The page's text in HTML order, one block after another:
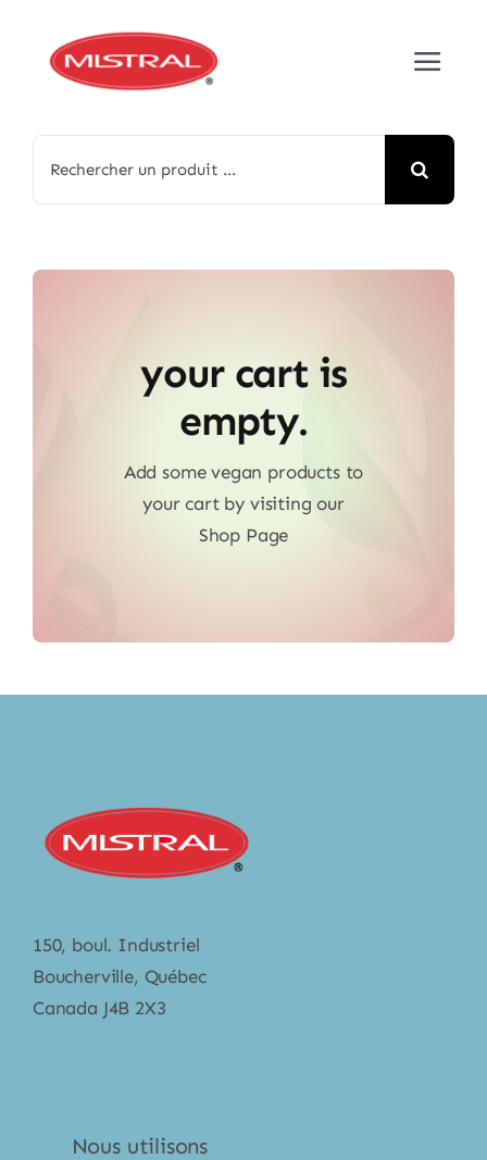
contenu
Toggle
your cart is
empty.
Add some vegan products to
your cart by visiting our
Shop Page
150, boul. Industriel
Boucherville, Québec
Canada J4B 2X3
Nous utilisons